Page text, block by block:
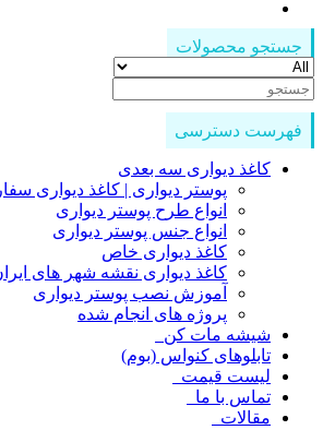
جستجو محصولات
جستجو
فهرست دسترسی
کاغذ دیواری سه بعدی
پوستر دیواری | کاغذ دیواری
انواع طرح پوستر دیواری
انواع جنس پوستر دیواری
کاغذ دیواری خاص
کاغذ دیواری نقشه شهر های
آموزش نصب پوستر دیواری
پروژه های انجام شده
شیشه مات کن
تابلوهای کنواس (بوم)
لیست قیمت
تماس با ما
مقالات